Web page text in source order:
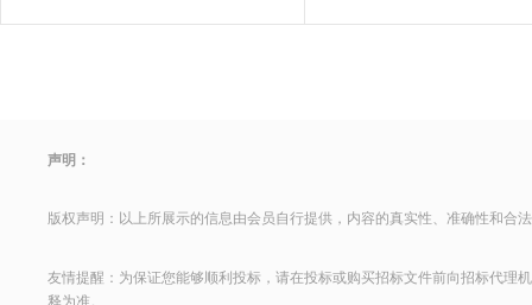
声明：
版权声明：以上所展示的信息由会员自行提供，内容的真实性、准确性和合
友情提醒：为保证您能够顺利投标，请在投标或购买招标文件前向招标代理
释为准。